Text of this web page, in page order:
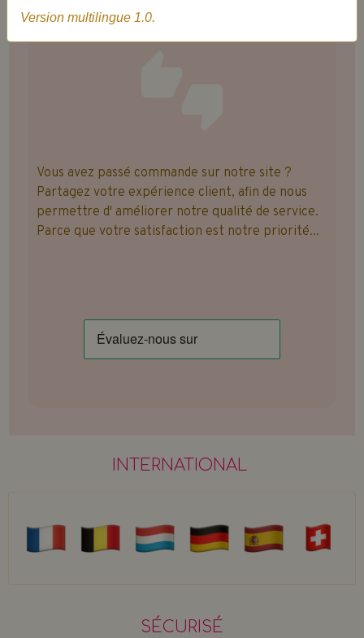
Vous avez passé commande sur notre site ?
Partagez votre expérience client, afin de nous
permettre d' améliorer notre qualité de service.
Parce que votre satisfaction est notre priorité...
INTERNATIONAL
SÉCURISÉ
Version multilingue 1.0.